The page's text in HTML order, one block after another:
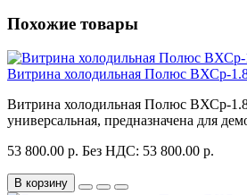
Похожие товары
Витрина холодильная Полюс ВХСр-
Витрина холодильная Полюс ВХСр-
универсальная, предназначена для
53 800.00 р. Без НДС: 53 800.00 р.
В корзину